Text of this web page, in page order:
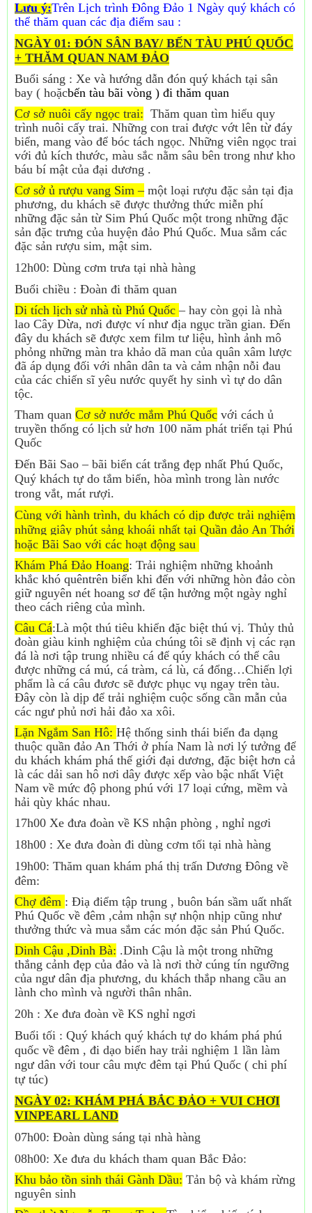
Lưu ý:Trên Lịch trình Đông Đảo 1 Ngày quý khách có
thể thăm quan các địa điểm sau :
NGÀY 01: ĐÓN SÂN BAY/ BẾN TÀU PHÚ QUỐC
+ THĂM QUAN NAM ĐẢO
Buổi sáng : Xe và hướng dẫn đón quý khách tại sân
bay ( hoặcbến tàu bãi vòng ) đi thăm quan
Cơ sở nuôi cấy ngọc trai: Thăm quan tìm hiểu quy
trình nuôi cấy trai. Những con trai được vớt lên từ đáy
biển, mang vào để bóc tách ngọc. Những viên ngọc trai
với đủ kích thước, màu sắc nằm sâu bên trong như kho
báu bí mật của đại dương .
Cơ sở ủ rượu vang Sim – một loại rượu đặc sản tại địa
phương, du khách sẽ được thưởng thức miễn phí
những đặc sản từ Sim Phú Quốc một trong những đặc
sản đặc trưng của huyện đảo Phú Quốc. Mua sắm các
đặc sản rượu sim, mật sim.
12h00: Dùng cơm trưa tại nhà hàng
Buổi chiều : Đoàn đi thăm quan
Di tích lịch sử nhà tù Phú Quốc – hay còn gọi là nhà
lao Cây Dừa, nơi được ví như địa ngục trần gian. Đến
đây du khách sẽ được xem film tư liệu, hình ảnh mô
phỏng những màn tra khảo dã man của quân xâm lược
đã áp dụng đối với nhân dân ta và cảm nhận nỗi đau
của các chiến sĩ yêu nước quyết hy sinh vì tự do dân
tộc.
Tham quan Cơ sở nước mắm Phú Quốc với cách ủ
truyền thống có lịch sử hơn 100 năm phát triển tại Phú
Quốc
Đến Bãi Sao – bãi biển cát trắng đẹp nhất Phú Quốc,
Quý khách tự do tắm biển, hòa mình trong làn nước
trong vắt, mát rượi.
Cùng với hành trình, du khách có dịp được trải nghiệm
những giây phút sảng khoái nhất tại Quần đảo An Thới
hoặc Bãi Sao với các hoạt động sau
Khám Phá Đảo Hoang: Trải nghiệm những khoảnh
khắc khó quêntrên biển khi đến với những hòn đảo còn
giữ nguyên nét hoang sơ để tận hưởng một ngày nghỉ
theo cách riêng của mình.
Câu Cá:Là một thú tiêu khiển đặc biệt thú vị. Thủy thủ
đoàn giàu kinh nghiệm của chúng tôi sẽ định vị các rạn
đá là nơi tập trung nhiều cá để qúy khách có thể câu
được những cá mú, cá tràm, cá lù, cá đổng…Chiến lợi
phẩm là cá câu đươc sẽ được phục vụ ngay trên tàu.
Đây còn là dịp để trải nghiệm cuộc sống cần mẫn của
các ngư phủ nơi hải đảo xa xôi.
Lặn Ngắm San Hô: Hệ thống sinh thái biển đa dạng
thuộc quần đảo An Thới ở phía Nam là nơi lý tưởng để
du khách khám phá thế giới đại dương, đặc biệt hơn cả
là các dải san hô nơi dây được xếp vào bậc nhất Việt
Nam về mức độ phong phú với 17 loại cứng, mềm và
hải qùy khác nhau.
17h00 Xe đưa đoàn về KS nhận phòng , nghỉ ngơi
18h00 : Xe đưa đoàn đi dùng cơm tối tại nhà hàng
19h00: Thăm quan khám phá thị trấn Dương Đông về
đêm:
Chợ đêm : Điạ điểm tập trung , buôn bán sầm uất nhất
Phú Quốc về đêm ,cảm nhận sự nhộn nhịp cũng như
thưởng thức và mua sắm các món đặc sản Phú Quốc.
Dinh Cậu ,Dinh Bà: .Dinh Cậu là một trong những
thắng cảnh đẹp của đảo và là nơi thờ cúng tín ngưỡng
của ngư dân địa phương, du khách thắp nhang cầu an
lành cho mình và người thân nhân.
20h : Xe đưa đoàn về KS nghỉ ngơi
Buổi tối : Quý khách quý khách tự do khám phá phú
quốc về đêm , đi dạo biển hay trải nghiệm 1 lần làm
ngư dân với tour câu mực đêm tại Phú Quốc ( chi phí
tự túc)
NGÀY 02: KHÁM PHÁ BẮC ĐẢO + VUI CHƠI
VINPEARL LAND
07h00: Đoàn dùng sáng tại nhà hàng
08h00: Xe đưa du khách tham quan Bắc Đảo:
Khu bảo tồn sinh thái Gành Dầu: Tản bộ và khám rừng
nguyên sinh